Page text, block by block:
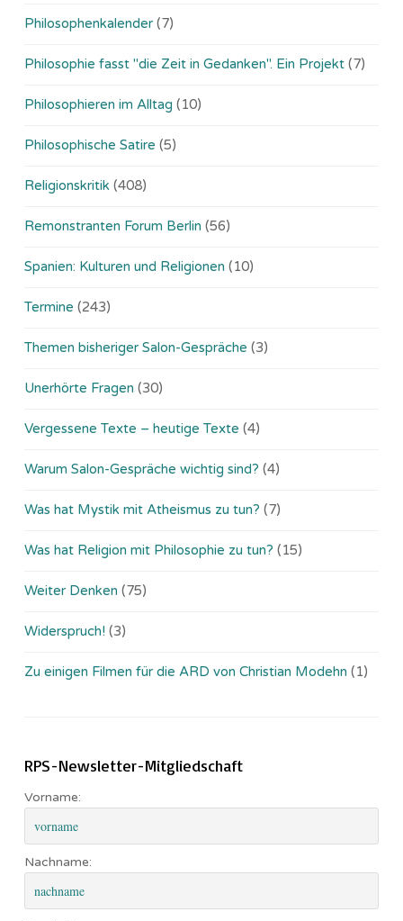
Philosophenkalender (7)
Philosophie fasst "die Zeit in Gedanken". Ein Projekt (7)
Philosophieren im Alltag (10)
Philosophische Satire (5)
Religionskritik (408)
Remonstranten Forum Berlin (56)
Spanien: Kulturen und Religionen (10)
Termine (243)
Themen bisheriger Salon-Gespräche (3)
Unerhörte Fragen (30)
Vergessene Texte – heutige Texte (4)
Warum Salon-Gespräche wichtig sind? (4)
Was hat Mystik mit Atheismus zu tun? (7)
Was hat Religion mit Philosophie zu tun? (15)
Weiter Denken (75)
Widerspruch! (3)
Zu einigen Filmen für die ARD von Christian Modehn (1)
RPS-Newsletter-Mitgliedschaft
Vorname:
Nachname: